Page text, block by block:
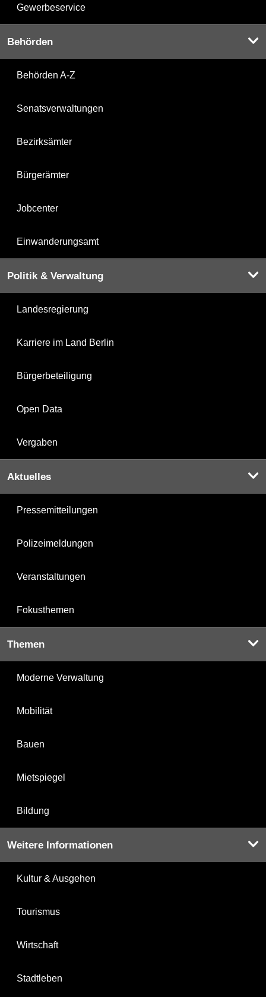
Gewerbeservice
Behörden
Behörden A-Z
Senatsverwaltungen
Bezirksämter
Bürgerämter
Jobcenter
Einwanderungsamt
Politik & Verwaltung
Landesregierung
Karriere im Land Berlin
Bürgerbeteiligung
Open Data
Vergaben
Aktuelles
Pressemitteilungen
Polizeimeldungen
Veranstaltungen
Fokusthemen
Themen
Moderne Verwaltung
Mobilität
Bauen
Mietspiegel
Bildung
Weitere Informationen
Kultur & Ausgehen
Tourismus
Wirtschaft
Stadtleben